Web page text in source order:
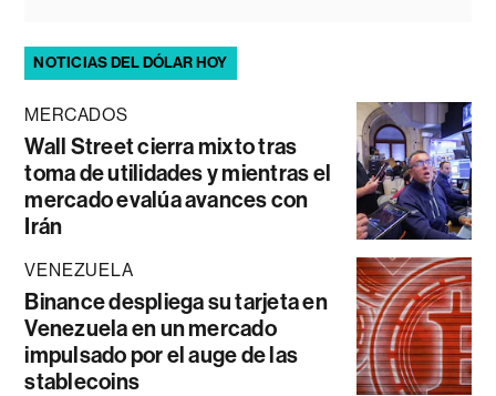
NOTICIAS DEL DÓLAR HOY
MERCADOS
Wall Street cierra mixto tras
toma de utilidades y mientras el
mercado evalúa avances con
Irán
VENEZUELA
Binance despliega su tarjeta en
Venezuela en un mercado
impulsado por el auge de las
stablecoins